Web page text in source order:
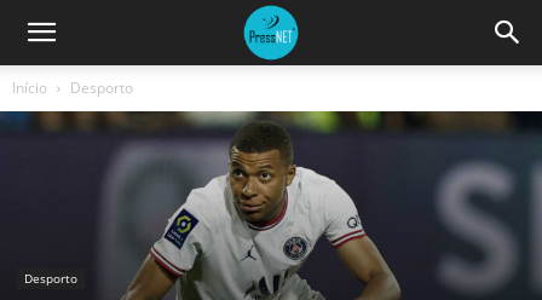
Início Desporto
Desporto